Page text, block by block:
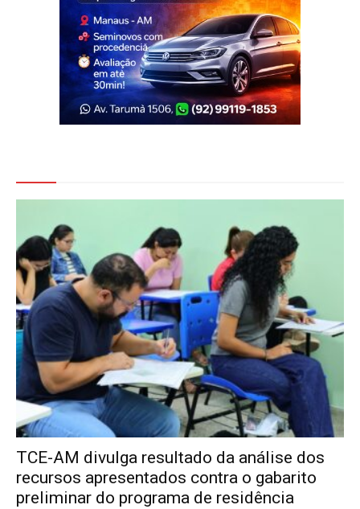
TCE-AM divulga resultado da análise dos
recursos apresentados contra o gabarito
preliminar do programa de residência